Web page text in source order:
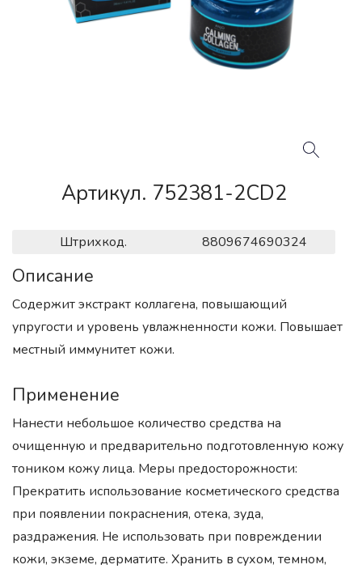
Артикул. 752381-2CD2
Штрихкод. 8809674690324
Описание
Содержит экстракт коллагена, повышающий
упругости и уровень увлажненности кожи. Повышает
местный иммунитет кожи.
Применение
Нанести небольшое количество средства на
очищенную и предварительно подготовленную кожу
тоником кожу лица. Меры предосторожности:
Прекратить использование косметического средства
при появлении покраснения, отека, зуда,
раздражения. Не использовать при повреждении
кожи, экземе, дерматите. Хранить в сухом, темном,